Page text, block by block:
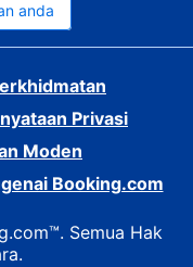
anda
Privasi
Moden
Booking.com
Semua Hak